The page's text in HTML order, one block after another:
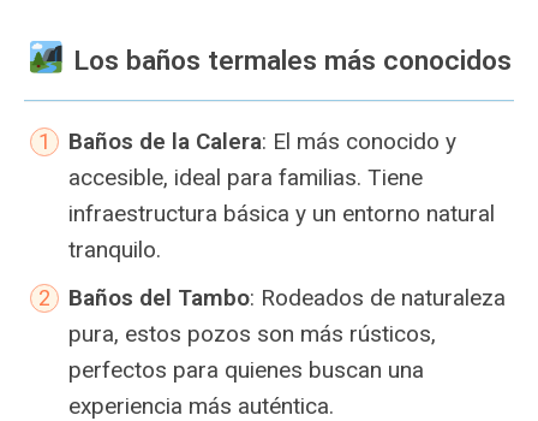
️ Los baños termales más conocidos
Baños de la Calera: El más conocido y
accesible, ideal para familias. Tiene
infraestructura básica y un entorno natural
tranquilo.
Baños del Tambo: Rodeados de naturaleza
pura, estos pozos son más rústicos,
perfectos para quienes buscan una
experiencia más auténtica.